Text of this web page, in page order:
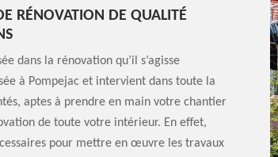
RÉNOVATION DE QUALITÉ
dans la rénovation qu’il s’agisse
à Pompejac et intervient dans toute la
aptes à prendre en main votre chantier
de toute votre intérieur. En effet,
pour mettre en œuvre les travaux